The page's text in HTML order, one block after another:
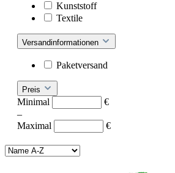
Kunststoff
Textile
Versandinformationen
Paketversand
Preis
Minimal
€
–
Maximal
€